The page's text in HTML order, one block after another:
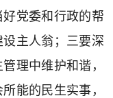
党委和行政的帮
主人翁；三要深
理中维护和谐，
能的民生实事，